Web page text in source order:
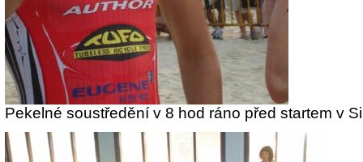
Pekelné soustředění v 8 hod ráno před startem v